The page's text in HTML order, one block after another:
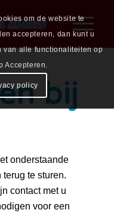
bij
onderstaande
te sturen.
contact met u
voor een
om de website te
accepteren, dan kunt u
van alle functionaliteiten op
Accepteren.
policy